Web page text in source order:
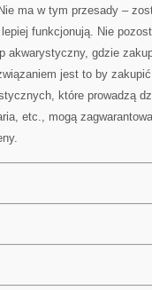
ma w tym przesady –
funkcjonują. Nie
akwarystyczny, gdzie
jest to by
które prowadzą
etc., mogą